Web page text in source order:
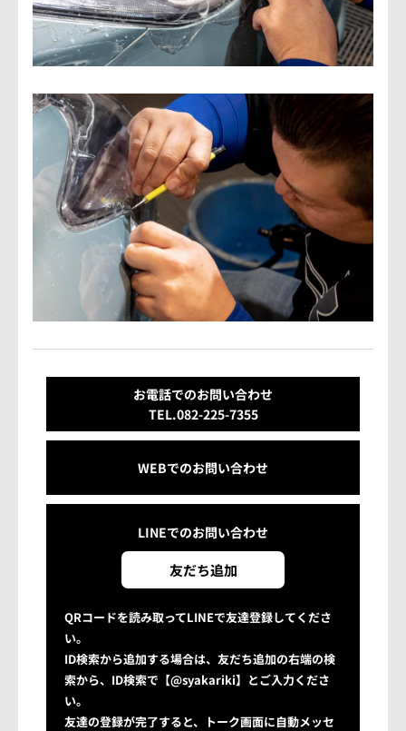
お電話でのお問い合わせ
TEL.082-225-7355
WEBでのお問い合わせ
LINEでのお問い合わせ
友だち追加
QRコードを読み取ってLINEで友達登録してくださ
い。
ID検索から追加する場合は、友だち追加の右端の検
索から、ID検索で【@syakariki】とご入力くださ
い。
友達の登録が完了すると、トーク画面に自動メッセ